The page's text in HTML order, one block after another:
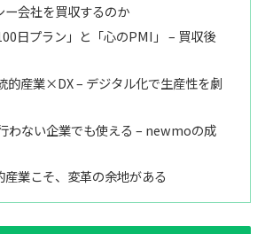
ー会社を買収するのか
日プラン」と「心のPMI」 – 買収後
的産業×DX – デジタル化で生産性を劇
わない企業でも使える – newmoの成
産業こそ、変革の余地がある